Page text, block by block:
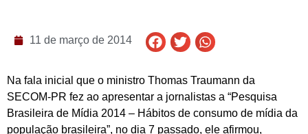
11 de março de 2014
Na fala inicial que o ministro Thomas Traumann da
SECOM-PR fez ao apresentar a jornalistas a “Pesquisa
Brasileira de Mídia 2014 – Hábitos de consumo de mídia da
população brasileira”, no dia 7 passado, ele afirmou,